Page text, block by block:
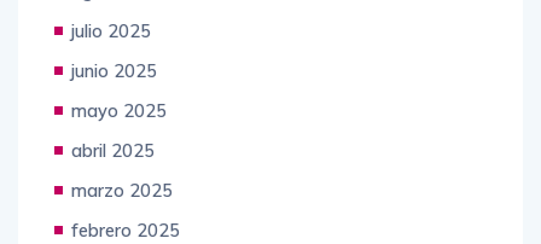
julio 2025
junio 2025
mayo 2025
abril 2025
marzo 2025
febrero 2025